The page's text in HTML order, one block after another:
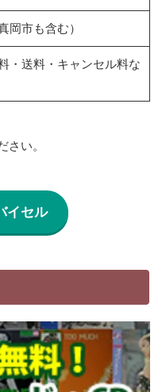
岡市も含む）
・送料・キャンセル料な
い。
イセル